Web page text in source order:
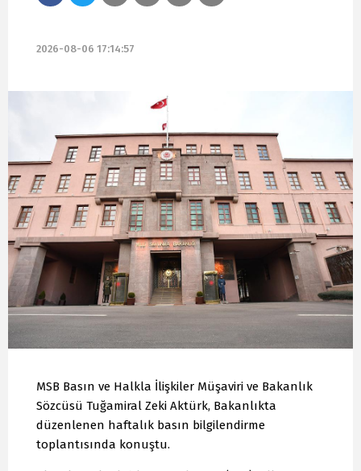
2026-08-06 17:14:57
MSB Basın ve Halkla İlişkiler Müşaviri ve Bakanlık
Sözcüsü Tuğamiral Zeki Aktürk, Bakanlıkta
düzenlenen haftalık basın bilgilendirme
toplantısında konuştu.